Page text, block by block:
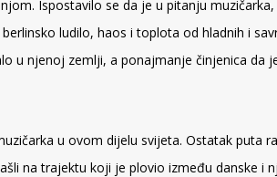
Ispostavilo se da je u pitanju
ludilo, haos i toplota od hladnih i
u njenoj zemlji, a ponajmanje činjenica da
u ovom dijelu svijeta. Ostatak puta
na trajektu koji je plovio između danske i